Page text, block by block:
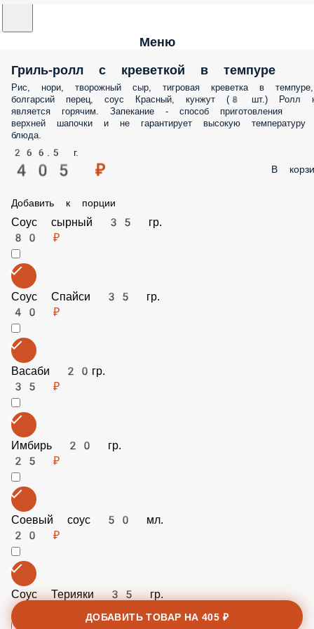
Меню
Гриль-ролл с креветкой в темпуре
Рис, нори, творожный сыр, тигровая креветка в темпуре, болгарсий
перец, соус Красный, кунжут (8 шт.) Ролл не является горячим.
Запекание - способ приготовления верхней шапочки и не
высокую температуру блюда.
266.5 г.
405 ₽
Соус сырный 35 гр.
80 ₽
Соус Спайси 35 гр.
40 ₽
Васаби 20гр.
35 ₽
Имбирь 20 гр.
25 ₽
Соевый соус 50 мл.
20 ₽
ДОБАВИТЬ ТОВАР НА 405 ₽